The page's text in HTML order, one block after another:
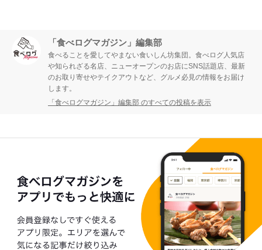
「食べログマガジン」編集部
食べることを愛してやまない食いしん坊集団。食べログ人気店
や知られざる名店、ニューオープンのお店にSNS話題店、最新
のお取り寄せやテイクアウトなど、グルメ必見の情報をお届け
します。
「食べログマガジン」編集部 のすべての投稿を表示